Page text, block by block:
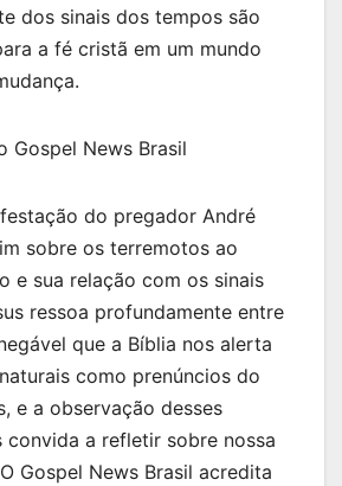
dos sinais dos tempos são
a fé cristã em um mundo
Gospel News Brasil
do pregador André
sobre os terremotos ao
e sua relação com os sinais
ressoa profundamente entre
que a Bíblia nos alerta
como prenúncios do
e a observação desses
convida a refletir sobre nossa
Gospel News Brasil acredita